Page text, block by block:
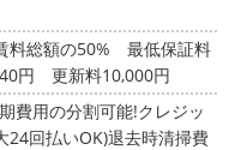
料総額の50% 最低保証料
円 更新料10,000円
費用の分割可能!クレジッ
24回払いOK)退去時清掃費